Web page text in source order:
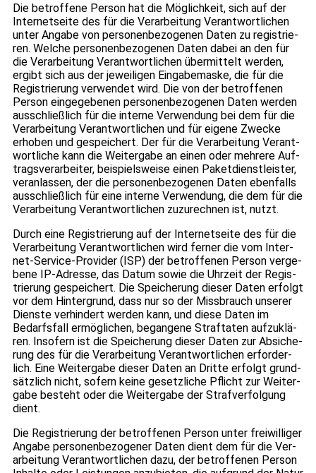
Die betrof­fene Per­son hat die Mög­lich­keit, sich auf der
Inter­net­seite des für die Ver­ar­bei­tung Ver­ant­wort­li­chen
unter Angabe von per­so­nen­be­zo­ge­nen Daten zu regis­trie­
ren. Wel­che per­so­nen­be­zo­ge­nen Daten dabei an den für
die Ver­ar­bei­tung Ver­ant­wort­li­chen über­mit­telt wer­den,
ergibt sich aus der jewei­li­gen Ein­ga­be­maske, die für die
Regis­trie­rung ver­wen­det wird. Die von der betrof­fe­nen
Per­son ein­ge­ge­be­nen per­so­nen­be­zo­ge­nen Daten wer­den
aus­schließ­lich für die interne Ver­wen­dung bei dem für die
Ver­ar­bei­tung Ver­ant­wort­li­chen und für eigene Zwe­cke
erho­ben und gespei­chert. Der für die Ver­ar­bei­tung Ver­ant­
wort­li­che kann die Wei­ter­gabe an einen oder meh­rere Auf­
trags­ver­ar­bei­ter, bei­spiels­weise einen Paket­dienst­leis­ter,
ver­an­las­sen, der die per­so­nen­be­zo­ge­nen Daten eben­falls
aus­schließ­lich für eine interne Ver­wen­dung, die dem für die
Ver­ar­bei­tung Ver­ant­wort­li­chen zuzu­rech­nen ist, nutzt.
Durch eine Regis­trie­rung auf der Inter­net­seite des für die
Ver­ar­bei­tung Ver­ant­wort­li­chen wird fer­ner die vom Inter­
net-Ser­vice-Pro­vi­der (ISP) der betrof­fe­nen Per­son ver­ge­
bene IP-Adresse, das Datum sowie die Uhr­zeit der Regis­
trie­rung gespei­chert. Die Spei­che­rung die­ser Daten erfolgt
vor dem Hin­ter­grund, dass nur so der Miss­brauch unse­rer
Dienste ver­hin­dert wer­den kann, und diese Daten im
Bedarfs­fall ermög­li­chen, began­gene Straf­ta­ten auf­zu­klä­
ren. Inso­fern ist die Spei­che­rung die­ser Daten zur Absi­che­
rung des für die Ver­ar­bei­tung Ver­ant­wort­li­chen erfor­der­
lich. Eine Wei­ter­gabe die­ser Daten an Dritte erfolgt grund­
sätz­lich nicht, sofern keine gesetz­li­che Pflicht zur Wei­ter­
gabe besteht oder die Wei­ter­gabe der Straf­ver­fol­gung
dient.
Die Regis­trie­rung der betrof­fe­nen Per­son unter frei­wil­li­ger
Angabe per­so­nen­be­zo­ge­ner Daten dient dem für die Ver­
ar­bei­tung Ver­ant­wort­li­chen dazu, der betrof­fe­nen Per­son